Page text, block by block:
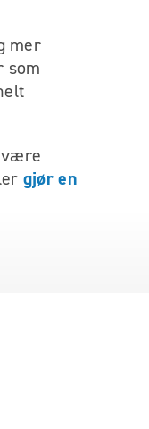
mer
som
være
gjør en